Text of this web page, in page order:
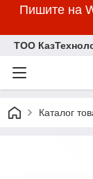
Пишите на
ТОО
Каталог